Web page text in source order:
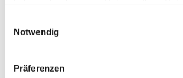
Notwendig
Präferenzen